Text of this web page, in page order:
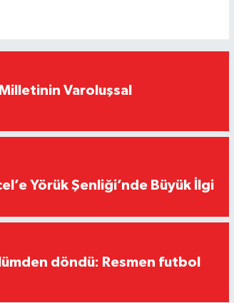
Varoluşsal
Yörük Şenliği’nde Büyük İlgi
döndü: Resmen futbol